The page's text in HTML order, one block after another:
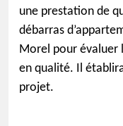
une prestation de
débarras
Morel pour évaluer
en qualité. Il
projet.